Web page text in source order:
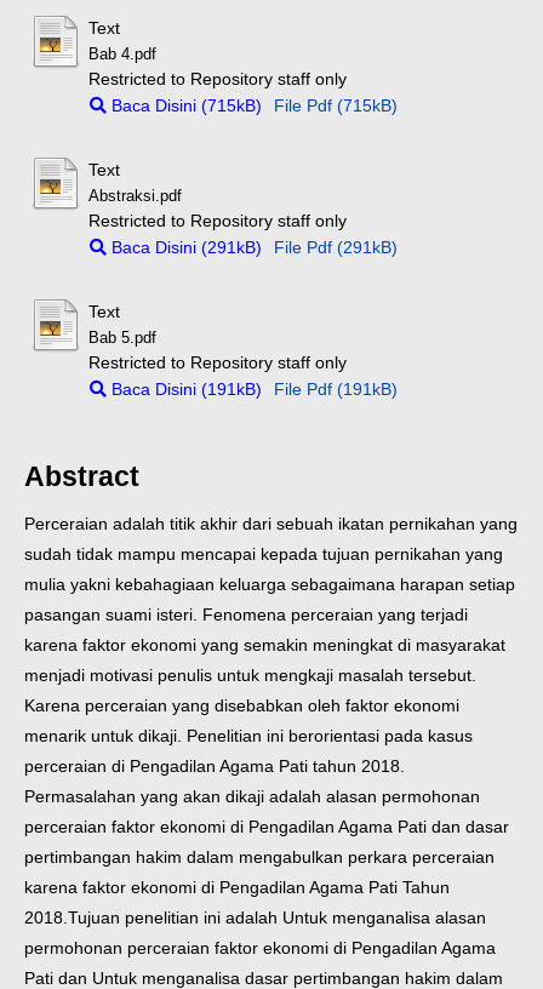
Text
Bab 4.pdf
Restricted to Repository staff only
Baca Disini (715kB)
File Pdf (715kB)
Text
Abstraksi.pdf
Restricted to Repository staff only
Baca Disini (291kB)
File Pdf (291kB)
Text
Bab 5.pdf
Restricted to Repository staff only
Baca Disini (191kB)
File Pdf (191kB)
Abstract
Perceraian adalah titik akhir dari sebuah ikatan pernikahan yang
sudah tidak mampu mencapai kepada tujuan pernikahan yang
mulia yakni kebahagiaan keluarga sebagaimana harapan setiap
pasangan suami isteri. Fenomena perceraian yang terjadi
karena faktor ekonomi yang semakin meningkat di masyarakat
menjadi motivasi penulis untuk mengkaji masalah tersebut.
Karena perceraian yang disebabkan oleh faktor ekonomi
menarik untuk dikaji. Penelitian ini berorientasi pada kasus
perceraian di Pengadilan Agama Pati tahun 2018.
Permasalahan yang akan dikaji adalah alasan permohonan
perceraian faktor ekonomi di Pengadilan Agama Pati dan dasar
pertimbangan hakim dalam mengabulkan perkara perceraian
karena faktor ekonomi di Pengadilan Agama Pati Tahun
2018. Tujuan penelitian ini adalah Untuk menganalisa alasan
permohonan perceraian faktor ekonomi di Pengadilan Agama
Pati dan Untuk menganalisa dasar pertimbangan hakim dalam